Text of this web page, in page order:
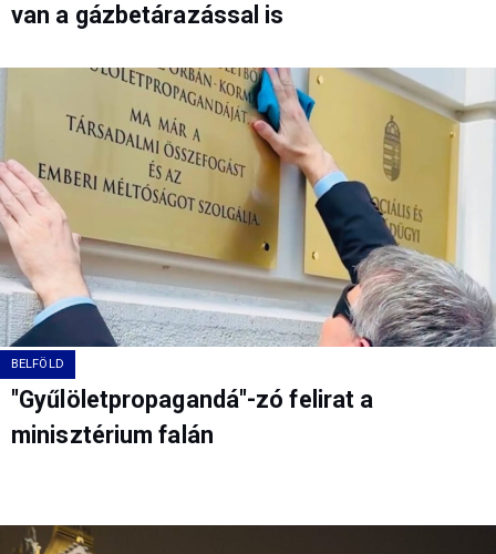
van a gázbetárazással is
BELFÖLD
"Gyűlöletpropagandá"-zó felirat a
minisztérium falán